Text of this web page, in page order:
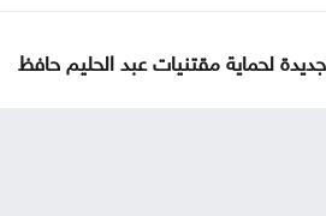
لحماية مقتنيات عبد الحليم حافظ